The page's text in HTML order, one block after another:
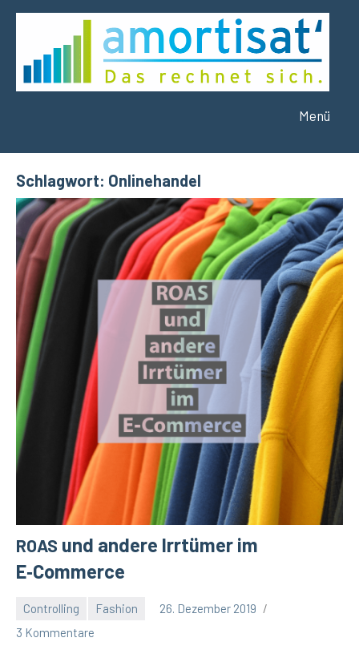
Zum
springen
´
Menü
Schlagwort: Onlinehandel
ROAS und andere Irrtümer im
E‑Commerce
Controlling Fashion
26. Dezember 2019
Winfried
3 Kommentare